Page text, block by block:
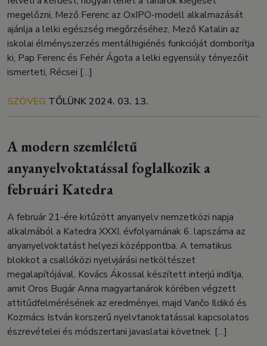
megelőzni, Mező Ferenc az OxIPO-modell alkalmazását
ajánlja a lelki egészség megőrzéséhez, Mező Katalin az
iskolai élményszerzés mentálhigiénés funkcióját domborítja
ki, Pap Ferenc és Fehér Ágota a lelki egyensúly tényezőit
ismerteti, Récsei […]
SZÖVEG TŐLÜNK2024. 03. 13.
A modern szemléletű
anyanyelvoktatással foglalkozik a
februári Katedra
A február 21-ére kitűzött anyanyelv nemzetközi napja
alkalmából a Katedra XXXI. évfolyamának 6. lapszáma az
anyanyelvoktatást helyezi középpontba. A tematikus
blokkot a csallóközi nyelvjárási netköltészet
megalapítójával, Kovács Ákossal készített interjú indítja,
amit Oros Bugár Anna magyartanárok körében végzett
attitűdfelmérésének az eredményei, majd Vančo Ildikó és
Kozmács István korszerű nyelvtanoktatással kapcsolatos
észrevételei és módszertani javaslatai követnek. […]